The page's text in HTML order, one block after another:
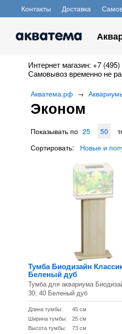
Контакты Доставка
Интернет магазин: +7
Самовывоз временно не
Акватема.рф →
Эконом
Показывать по 25 50
Сортировать: Новые и
Тумба Биодизайн
Беленый дуб
Тумба для аквариума
30; 40 Беленый дуб
Длина тумбы:
45 см
Ширина тумбы:
25 см
Высота тумбы:
73 см